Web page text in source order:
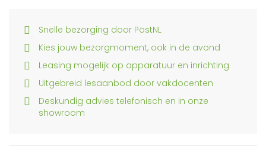
Snelle bezorging door PostNL
Kies jouw bezorgmoment, ook in de avond
Leasing mogelijk op apparatuur en inrichting
Uitgebreid lesaanbod door vakdocenten
Deskundig advies telefonisch en in onze
showroom